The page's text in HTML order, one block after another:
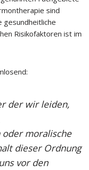
sind
gesundheitliche
Risikofaktoren ist im
der wir leiden,
oder moralische
dieser Ordnung
vor den